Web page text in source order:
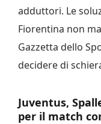
adduttori. Le
Fiorentina non
Gazzetta dello
decidere di
Juventus,
per il match